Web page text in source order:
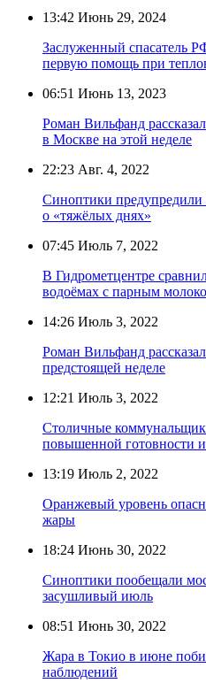
13:42 Июнь 29, 2024
Заслуженный спасатель
первую помощь при
06:51 Июнь 13, 2023
Роман Вильфанд
в Москве на этой неделе
22:23 Авг. 4, 2022
Синоптики предупредили
о «тяжёлых днях»
07:45 Июль 7, 2022
В Гидрометцентре
водоёмах с парным
14:26 Июль 3, 2022
Роман Вильфанд
предстоящей неделе
12:21 Июль 3, 2022
Столичные
повышенной готовности
13:19 Июль 2, 2022
Оранжевый уровень
жары
18:24 Июнь 30, 2022
Синоптики пообещали
засушливый июль
08:51 Июнь 30, 2022
Жара в Токио в июне
наблюдений